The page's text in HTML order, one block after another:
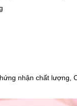
nhận chất lượng,